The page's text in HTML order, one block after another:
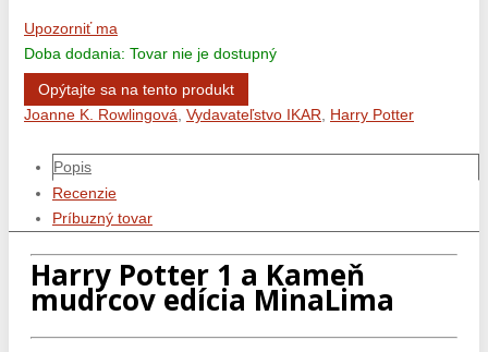
Upozorniť ma
Doba dodania: Tovar nie je dostupný
Opýtajte sa na tento produkt
Joanne K. Rowlingová Vydavateľstvo IKAR Harry Potter
Popis
Recenzie
Príbuzný tovar
Harry Potter 1 a Kameň
mudrcov edícia MinaLima